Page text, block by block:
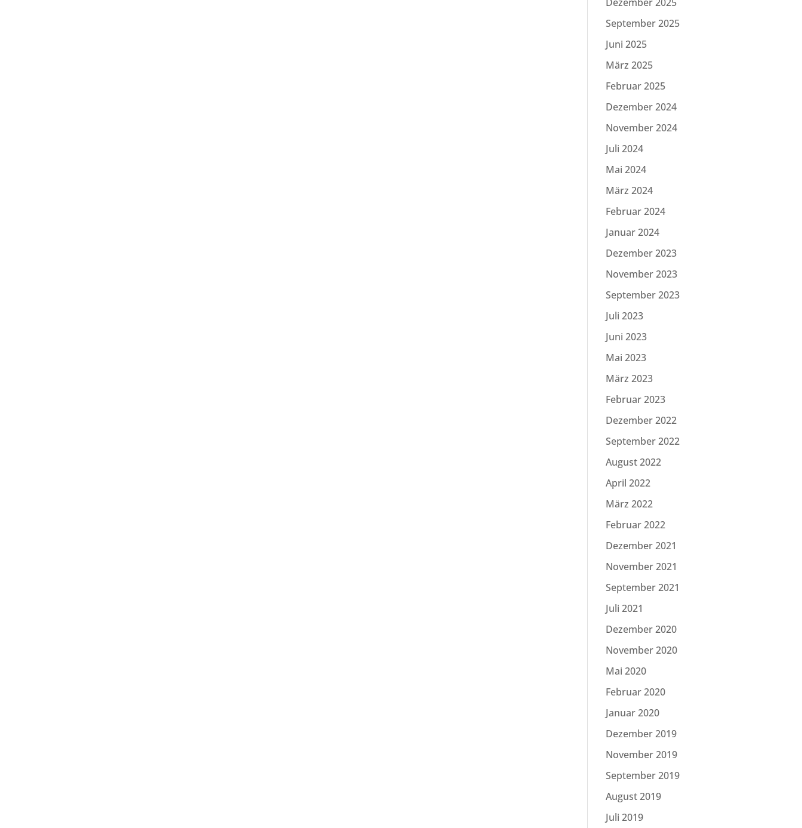
September 2025
Juni 2025
März 2025
Februar 2025
Dezember 2024
November 2024
Juli 2024
Mai 2024
März 2024
Februar 2024
Januar 2024
Dezember 2023
November 2023
September 2023
Juli 2023
Juni 2023
Mai 2023
März 2023
Februar 2023
Dezember 2022
September 2022
August 2022
April 2022
März 2022
Februar 2022
Dezember 2021
November 2021
September 2021
Juli 2021
Dezember 2020
November 2020
Mai 2020
Februar 2020
Januar 2020
Dezember 2019
November 2019
September 2019
August 2019
Juli 2019